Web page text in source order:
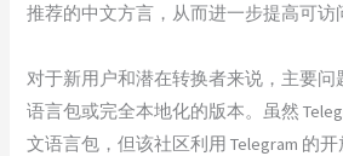
推荐的中文方言，从而进一步提高可访
对于新用户和潜在转换者来说，主要问
语言包或完全本地化的版本。虽然
文语言包，但该社区利用 Telegram 的